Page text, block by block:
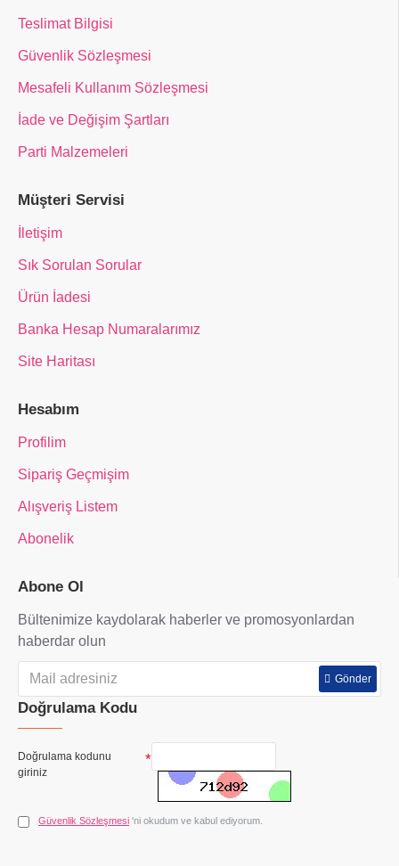
Teslimat Bilgisi
Güvenlik Sözleşmesi
Mesafeli Kullanım Sözleşmesi
İade ve Değişim Şartları
Parti Malzemeleri
Müşteri Servisi
İletişim
Sık Sorulan Sorular
Ürün İadesi
Banka Hesap Numaralarımız
Site Haritası
Hesabım
Profilim
Sipariş Geçmişim
Alışveriş Listem
Abonelik
Abone Ol
Bültenimize kaydolarak haberler ve promosyonlardan
haberdar olun
Gönder
Doğrulama Kodu
Doğrulama kodunu
giriniz
Güvenlik Sözleşmesi 'ni okudum ve kabul ediyorum.